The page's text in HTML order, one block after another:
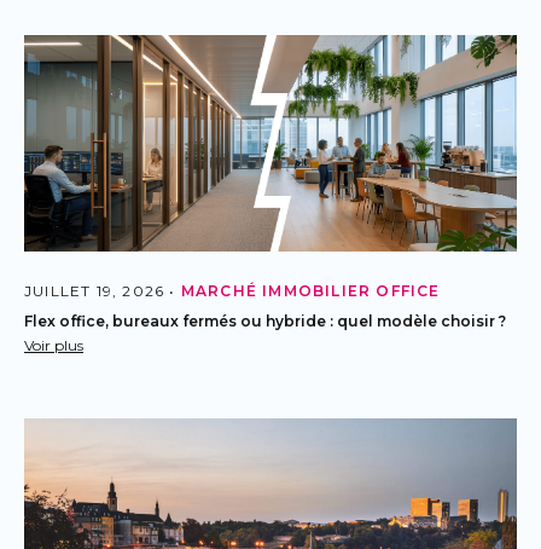
JUILLET 19, 2026 • MARCHÉ IMMOBILIER OFFICE
Flex office, bureaux fermés ou hybride : quel modèle choisir ?
Voir plus